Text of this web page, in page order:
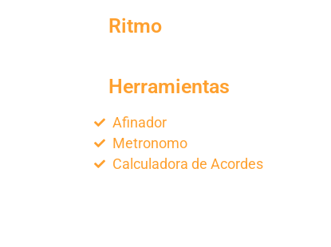
Ritmo
Herramientas
Afinador
Metronomo
Calculadora de Acordes